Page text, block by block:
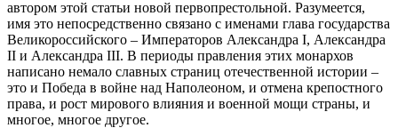
автором этой статьи новой первопрестольной. Разумеется,
имя это непосредственно связано с именами глава государства
Великороссийского – Императоров Александра I, Александра
II и Александра III. В периоды правления этих монархов
написано немало славных страниц отечественной истории –
это и Победа в войне над Наполеоном, и отмена крепостного
права, и рост мирового влияния и военной мощи страны, и
многое, многое другое.